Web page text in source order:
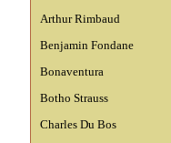
Arthur Rimbaud
Benjamin Fondane
Bonaventura
Botho Strauss
Charles Du Bos